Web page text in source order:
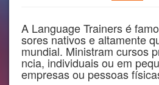
A Language Trainers é
sores nativos e altamente
mundial. Ministram cursos
ncia, individuais ou em
empresas ou pessoas